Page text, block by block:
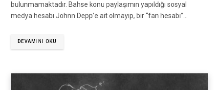
bulunmamaktadır. Bahse konu paylaşımın yapıldığı sosyal
medya hesabı Johnn Depp’e ait olmayıp, bir “fan hesabı”…
DEVAMINI OKU